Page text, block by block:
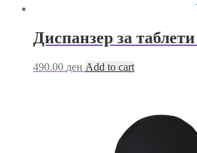
Диспанзер за
490.00 ден Add to cart